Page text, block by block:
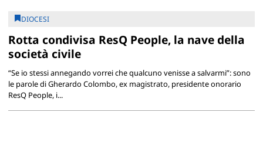
DIOCESI
Rotta condivisa ResQ People, la nave della
società civile
“Se io stessi annegando vorrei che qualcuno venisse a salvarmi”: sono
le parole di Gherardo Colombo, ex magistrato, presidente onorario
ResQ People, i...